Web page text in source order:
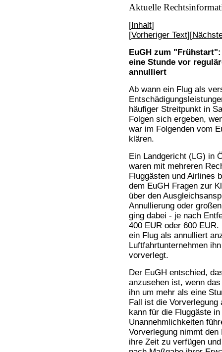
Aktuelle
[Inhalt]
[Vorheriger Text][
EuGH zum
eine Stunde vor
annulliert
Ab wann ein Flug als
häufiger Streitpunkt in
Folgen sich ergeben,
war im Folgenden vom
klären.
Ein Landgericht (LG) in
waren mit mehreren
Fluggästen und Airlines
dem EuGH Fragen zur
über den
Annullierung oder
ging dabei - je nach
400 EUR oder 600
ein Flug als annulliert
Luftfahrtunternehmen
vorverlegt.
Der EuGH entschied,
anzusehen ist, wenn
ihn um mehr als eine
Fall ist die
kann für die Fluggäste
Unannehmlichkeiten
Vorverlegung nimmt
ihre Zeit zu verfügen